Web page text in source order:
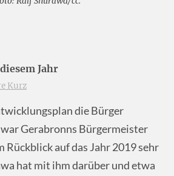
Jahr
Kurz
die Bürger
Gerabronns Bürgermeister
Rückblick auf das Jahr 2019 sehr
hat mit ihm darüber und etwa